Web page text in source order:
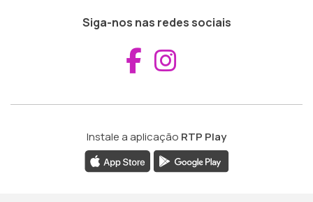
Siga-nos nas redes sociais
Aceder ao
Instale a aplicação RTP Play